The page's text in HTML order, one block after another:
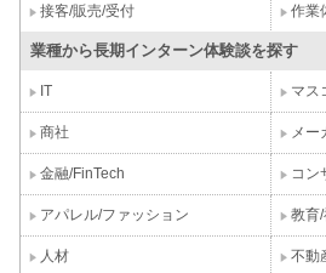
接客/販売/受付 作業
業種から長期インターン体験談を探す
IT マス
商社 メー
金融/FinTech コン
アパレル/ファッション 教育
人材 不動